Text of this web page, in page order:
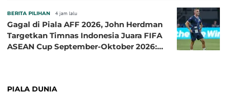
BERITA PILIHAN 4 jam lalu
Gagal di Piala AFF 2026, John Herdman
Targetkan Timnas Indonesia Juara FIFA
ASEAN Cup September-Oktober 2026:
PIALA DUNIA